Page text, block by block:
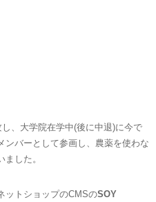
、大学院在学中(後に中退)に今で
ンバーとして参画し、農薬を使わな
した。
ットショップのCMSのSOY